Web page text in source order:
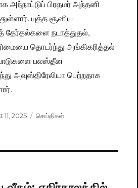
அந்நாட்டுப் பிரதமர் அந்தனி
யுத்த சூனிய
தேர்தல்களை நடாத்துதல்,
தொடர்ந்து அங்கிகரித்தல்
பலஸ்தீன
அவுஸ்திரேலியா பெற்றதாக
11, 2025 Categories
செய்திகள்